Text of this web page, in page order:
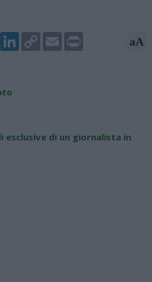
MessengerLinkedInCopy
Link
Email aA
esclusive di un giornalista in